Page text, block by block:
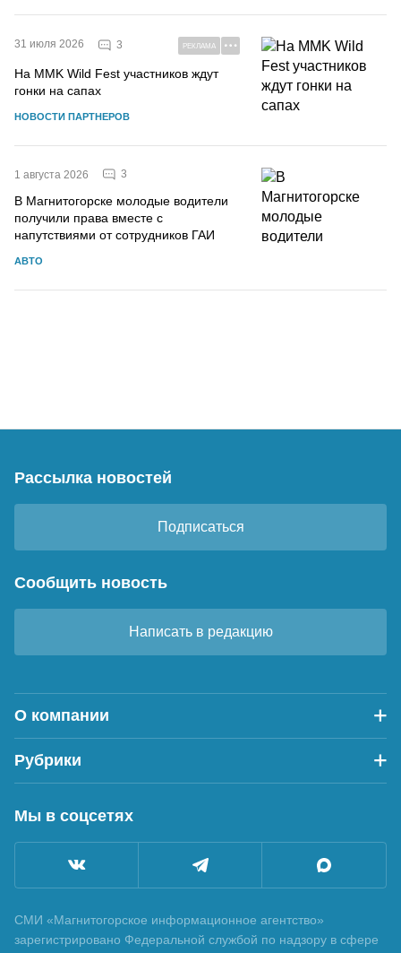
31 июля 2026 3 РЕКЛАМА
На MMK Wild Fest участников ждут
гонки на сапах
НОВОСТИ ПАРТНЕРОВ
1 августа 2026 3
В Магнитогорске молодые водители
получили права вместе с
напутствиями от сотрудников ГАИ
АВТО
Рассылка новостей
Подписаться
Сообщить новость
Написать в редакцию
О компании
Рубрики
Мы в соцсетях
СМИ «Магнитогорское информационное агентство»
зарегистрировано Федеральной службой по надзору в сфере